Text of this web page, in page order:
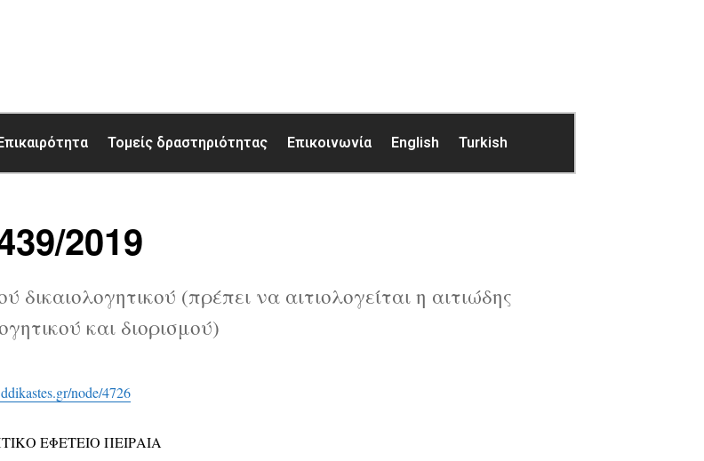
Επικαιρότητα Τομείς δραστηριότητας Επικοινωνία English Turkish
2019
(πρέπει να αιτιολογείται η αιτιώδης
και διορισμού)
node/4726
ΕΦΕΤΕΙΟ ΠΕΙΡΑΙΑ